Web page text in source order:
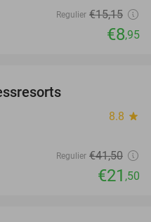
Regulier €15,15
€8,95
8.8 star
Regulier €41,50
€21 ,50